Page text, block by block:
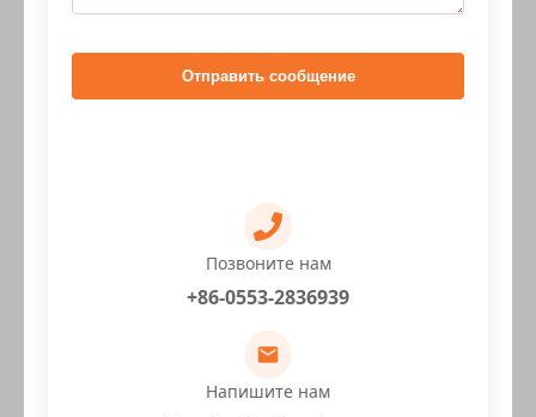
Отправить сообщение
Позвоните нам
+86-0553-2836939
Напишите нам